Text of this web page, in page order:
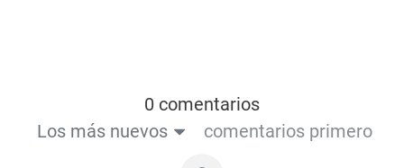
0 comentarios
Los más nuevos
comentarios primero